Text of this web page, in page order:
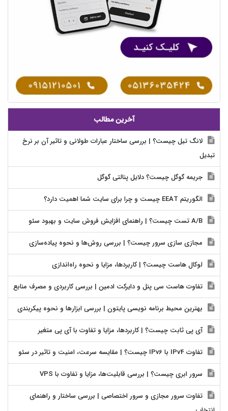
آخرین مطالب
لانگ تیل چیست؟ | بررسی ساختار عبارات طولانی و تاثیر آن بر نرخ
تبدیل
جریمه گوگل چیست؟ دلایل پنالتی گوگل
الگوریتم EEAT چیست و چرا برای سایت شما اهمیت دارد؟
مجازی سازی سرور چیست؟ | بررسی روش‌ها و نحوه پیاده‌سازی
لوکال هاست چیست؟ | کاربردها، مزایا و نحوه راه‌اندازی
تفاوت هاست سی پنل و دایرکت ادمین | بررسی کاربردی و مصرف منابع
بهترین محیط برنامه نویسی پایتون | بررسی ابزارها و نحوه پیکربندی
آی پی ثابت چیست؟ | کاربردها، مزایا و تفاوت با آی پی متغیر
تفاوت IPv4 با IPv6 چیست؟ | مقایسه سرعت، امنیت و تاثیر در سئو
سرور ابری چیست؟ | بررسی قابلیت‌ها، مزایا و تفاوت با VPS
تفاوت سرور مجازی و سرور اختصاصی | بررسی ساختار و راهنمای